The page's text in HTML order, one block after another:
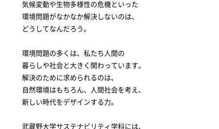
気候変動や生物多様性の危機といった
環境問題がなかなか解決しないのは、
どうしてなんだろう。
環境問題の多くは、私たち人間の
暮らしや社会と大きく関わっています。
解決のために求められるのは、
自然環境はもちろん、人間社会を考え、
新しい時代をデザインする力。
武蔵野大学サステナビリティ学科には、